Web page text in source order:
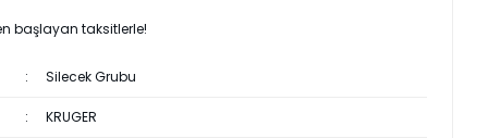
başlayan taksitlerle!
Silecek Grubu
KRUGER